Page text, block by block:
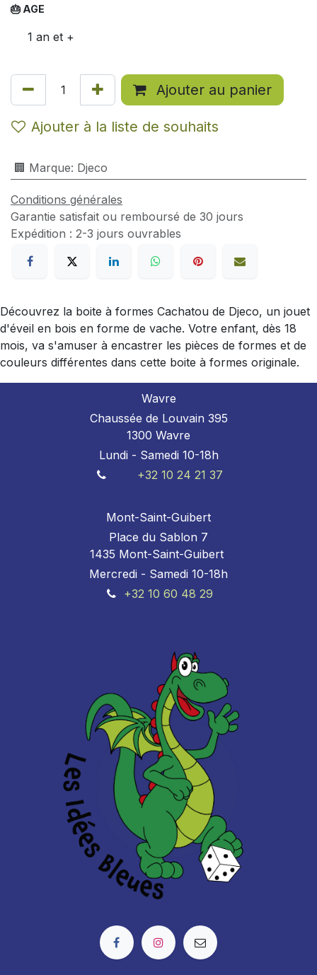
🎂 AGE
1 an et +
Ajouter au panier
Ajouter à la liste de souhaits
🏢 Marque: Djeco
Conditions générales
Garantie satisfait ou remboursé de 30 jours
Expédition : 2-3 jours ouvrables
Découvrez la boite à formes Cachatou de Djeco, un jouet
d'éveil en bois en forme de vache. Votre enfant, dès 18
mois, va s'amuser à encastrer les pièces de formes et de
couleurs différentes dans cette boite à formes originale.
Wavre
Chaussée de Louvain 395
1300 Wavre
Lundi - Samedi 10-18h
+32 10 24 21 37
Mont-Saint-Guibert
Place du Sablon 7
1435 Mont-Saint-Guibert
Mercredi - Samedi 10-18h
+32 10 60 48 29